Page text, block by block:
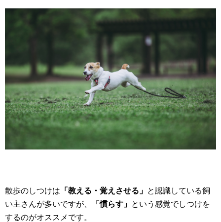
散歩のしつけは 「教える・覚えさせる」 と認識している飼
い主さんが多いですが、
「慣らす」 という感覚でしつけを
するのがオススメです。